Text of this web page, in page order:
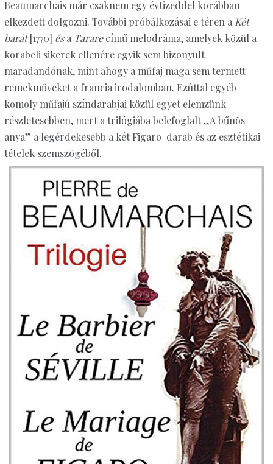
Beaumarchais már csaknem egy évtizeddel korábban
elkezdett dolgozni. További próbálkozásai e téren a Két
barát[1770] ésa Tararecímű melodráma, amelyek közül a
korabeli sikerek ellenére egyik sem bizonyult
maradandónak, mint ahogy a műfaj maga sem termett
remekműveket a francia irodalomban. Ezúttal egyéb
komoly műfajú színdarabjai közül egyet elemzünk
részletesebben, mert a trilógiába belefoglalt „A bűnös
anya” a legérdekesebb a két Figaro-darab és az esztétikai
tételek szemszögéből.